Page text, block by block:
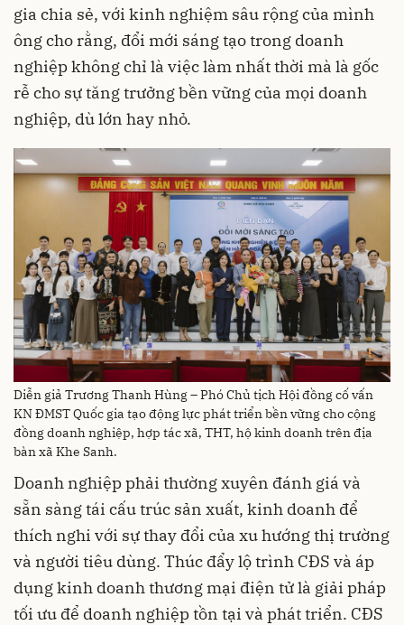
gia chia sẻ, với kinh nghiệm sâu rộng của mình
ông cho rằng, đổi mới sáng tạo trong doanh
nghiệp không chỉ là việc làm nhất thời mà là gốc
rễ cho sự tăng trưởng bền vững của mọi doanh
nghiệp, dù lớn hay nhỏ.
Diễn giả Trương Thanh Hùng – Phó Chủ tịch Hội đồng cố vấn
KN ĐMST Quốc gia tạo động lực phát triển bền vững cho cộng
đồng doanh nghiệp, hợp tác xã, THT, hộ kinh doanh trên địa
bàn xã Khe Sanh.
Doanh nghiệp phải thường xuyên đánh giá và
sẵn sàng tái cấu trúc sản xuất, kinh doanh để
thích nghi với sự thay đổi của xu hướng thị trường
và người tiêu dùng. Thúc đẩy lộ trình CĐS và áp
dụng kinh doanh thương mại điện tử là giải pháp
tối ưu để doanh nghiệp tồn tại và phát triển. CĐS